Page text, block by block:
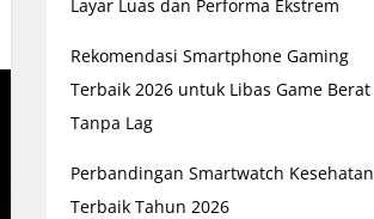
Layar Luas dan Performa Ekstrem
Rekomendasi Smartphone Gaming
Terbaik 2026 untuk Libas Game Berat
Tanpa Lag
Perbandingan Smartwatch Kesehatan
Terbaik Tahun 2026